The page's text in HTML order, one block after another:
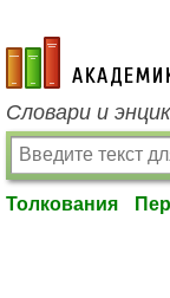
academic.ru
Словари и
Толкования